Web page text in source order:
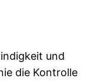
und
die Kontrolle